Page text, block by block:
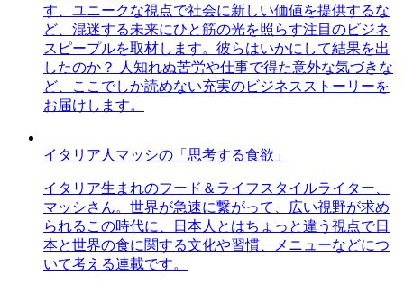
す、ユニークな視点で社会に新しい価値を提供するな
ど、混迷する未来にひと筋の光を照らす注目のビジネ
スピープルを取材します。彼らはいかにして結果を出
したのか？ 人知れぬ苦労や仕事で得た意外な気づきな
ど、ここでしか読めない充実のビジネスストーリーを
お届けします。
イタリア人マッシの「思考する食欲」
イタリア生まれのフード＆ライフスタイルライター、
マッシさん。世界が急速に繋がって、広い視野が求め
られるこの時代に、日本人とはちょっと違う視点で日
本と世界の食に関する文化や習慣、メニューなどにつ
いて考える連載です。